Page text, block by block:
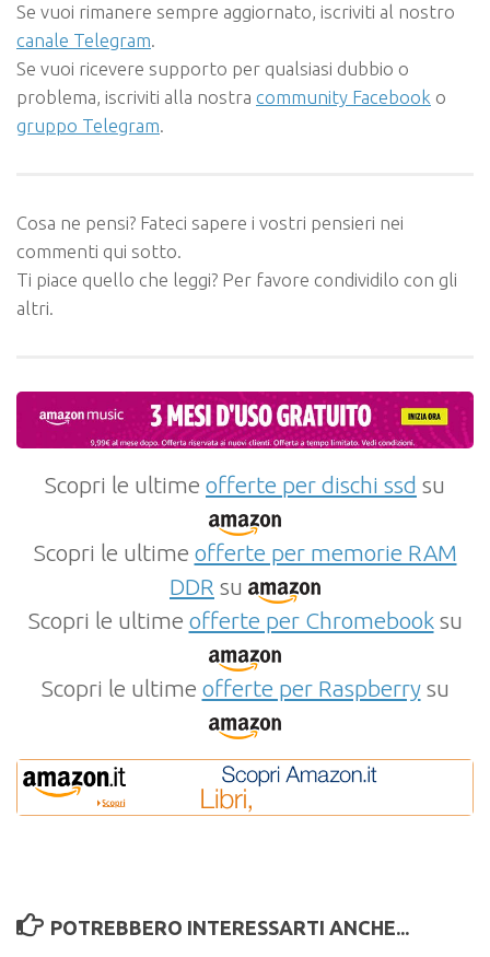
Se vuoi rimanere sempre aggiornato, iscriviti al nostro
canale Telegram.
Se vuoi ricevere supporto per qualsiasi dubbio o
problema, iscriviti alla nostra community Facebook o
gruppo Telegram.
Cosa ne pensi? Fateci sapere i vostri pensieri nei
commenti qui sotto.
Ti piace quello che leggi? Per favore condividilo con gli
altri.
Scopri le ultime offerte per dischi ssd su
Scopri le ultime offerte per memorie RAM
DDR su
Scopri le ultime offerte per Chromebooksu
Scopri le ultime offerte per Raspberrysu
POTREBBERO INTERESSARTI ANCHE...